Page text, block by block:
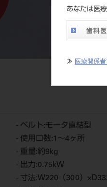
あなたは医
≫ 医療関係
- ベルト:モータ直結型
- 使用口数:1～4ヶ所
- 重量:約9kg
- 出力:0.75kW
- 寸法:W220（300）